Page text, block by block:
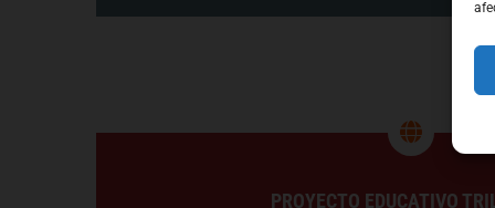
PROYECTO EDUCATIVO